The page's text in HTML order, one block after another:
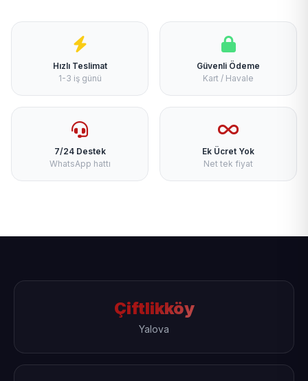
Hızlı Teslimat
1-3 iş günü
Güvenli Ödeme
Kart / Havale
7/24 Destek
WhatsApp hattı
Ek Ücret Yok
Net tek fiyat
Çiftlikköy
Yalova